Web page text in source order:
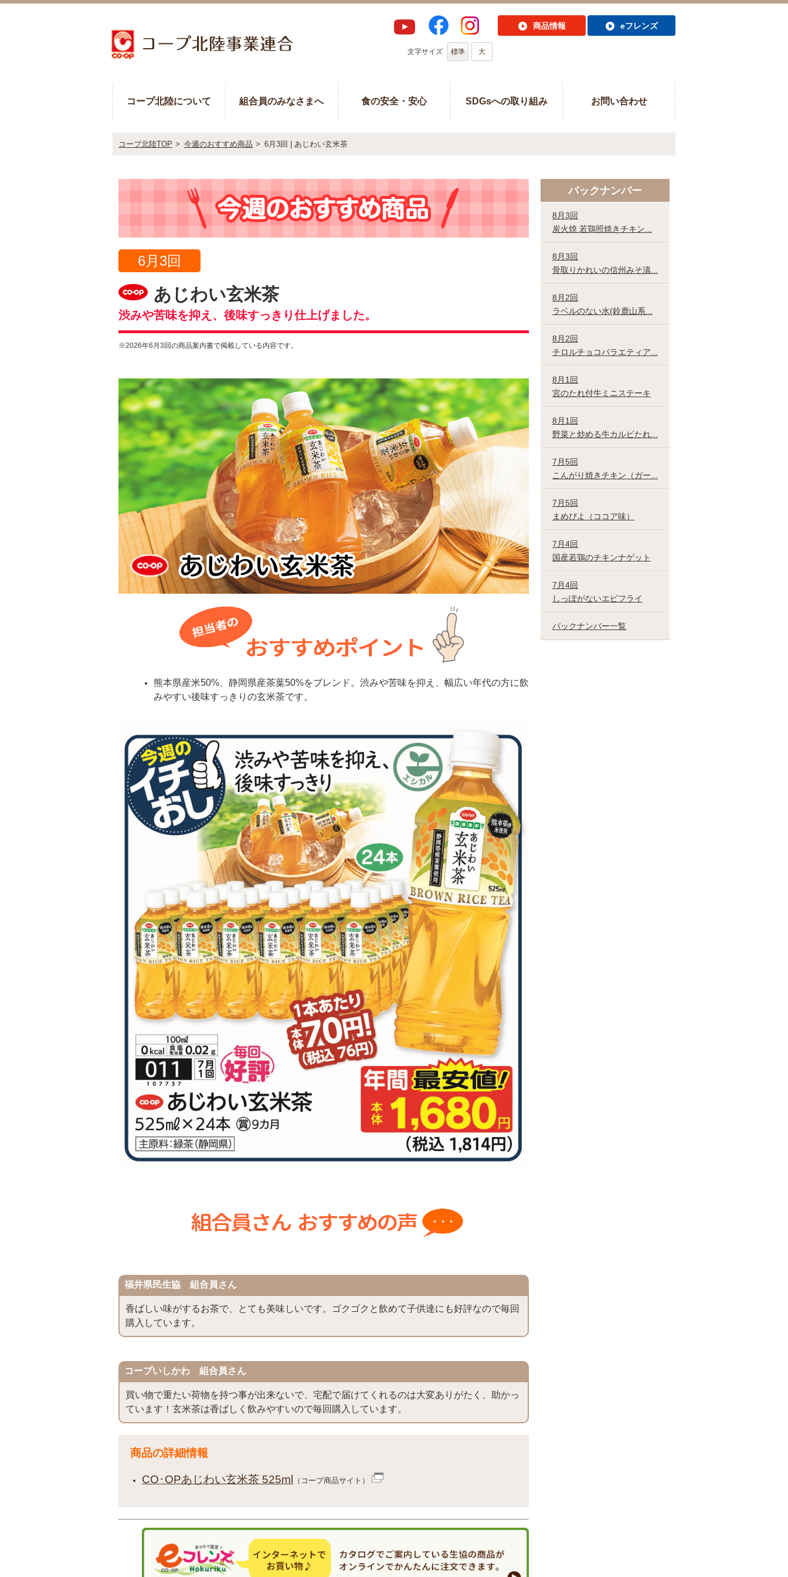
商品情報 eフレンズ
文字サイズ 標準 大
コープ北陸について 組合員のみなさまへ 食の安全・安心 SDGsへの取り組み お問い合わせ
コープ北陸TOP > 今週のおすすめ商品 > 6月3回 | あじわい玄米茶
6月3回
あじわい玄米茶
渋みや苦味を抑え、後味すっきり仕上げました。
※2026年6月3回の商品案内書で掲載している内容です。
熊本県産米50%、静岡県産茶葉50%をブレンド。渋みや苦味を抑え、幅広い年代の方に飲
みやすい後味すっきりの玄米茶です。
福井県民生協 組合員さん
香ばしい味がするお茶で、とても美味しいです。ゴクゴクと飲めて子供達にも好評なので毎回
購入しています。
コープいしかわ 組合員さん
買い物で重たい荷物を持つ事が出来ないで、宅配で届けてくれるのは大変ありがたく、助かっ
ています！玄米茶は香ばしく飲みやすいので毎回購入しています。
商品の詳細情報
CO･OPあじわい玄米茶 525ml （コープ商品サイト）
バックナンバー
8月3回
炭火焼 若鶏照焼きチキン...
8月3回
骨取りかれいの信州みそ漬...
8月2回
ラベルのない水(鈴鹿山系...
8月2回
チロルチョコバラエティア...
8月1回
宮のたれ付牛ミニステーキ
8月1回
野菜と炒める牛カルビたれ...
7月5回
こんがり焼きチキン（ガー...
7月5回
まめぴよ（ココア味）
7月4回
国産若鶏のチキンナゲット
7月4回
しっぽがないエビフライ
バックナンバー一覧